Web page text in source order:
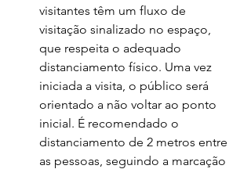
visitantes têm um fluxo de
visitação sinalizado no espaço,
que respeita o adequado
distanciamento físico. Uma vez
iniciada a visita, o público será
orientado a não voltar ao ponto
inicial. É recomendado o
distanciamento de 2 metros entre
as pessoas, seguindo a marcação